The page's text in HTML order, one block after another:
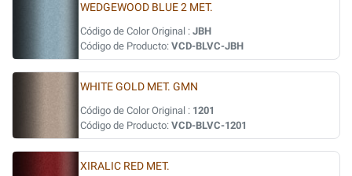
WEDGEWOOD BLUE 2 MET.
Código de Color Original : JBH
Código de Producto: VCD-BLVC-JBH
WHITE GOLD MET. GMN
Código de Color Original : 1201
Código de Producto: VCD-BLVC-1201
XIRALIC RED MET.